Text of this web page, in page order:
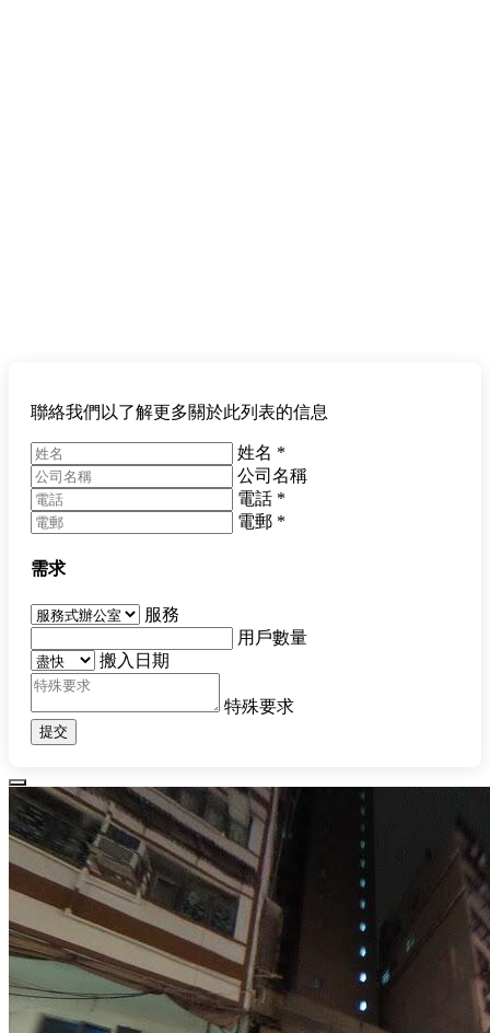
聯絡我們以了解更多關於此列表的信息
姓名 *
公司名稱
電話 *
電郵 *
需求
服務
用戶數量
搬入日期
特殊要求
提交